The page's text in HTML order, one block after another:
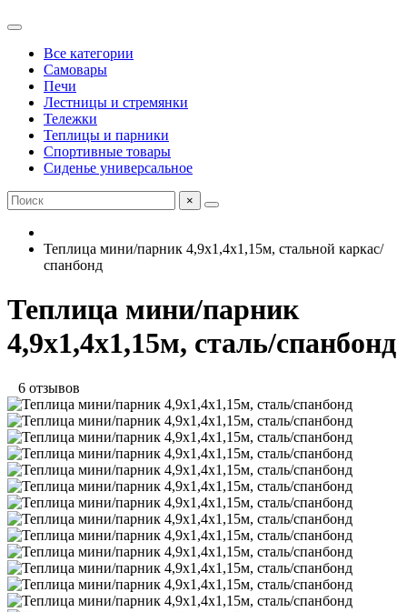
Все категории
Самовары
Печи
Лестницы и стремянки
Тележки
Теплицы и парники
Спортивные товары
Сиденье универсальное
×
Теплица мини/парник 4,9х1,4х1,15м, стальной каркас/
спанбонд
Теплица мини/парник
4,9х1,4х1,15м, сталь/спанбонд
6 отзывов